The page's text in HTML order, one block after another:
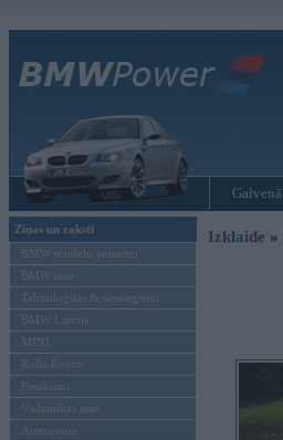
Galvenā
Ziņas un raksti
BMW modeļu jaunumi
BMW testi
Tehnoloģijas & sasniegumi
BMW Latvijā
MINI
Rolls-Royce
Pasākumi
Vadāmības tests
Autosports
Izklaide »